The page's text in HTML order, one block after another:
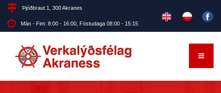
Þjóðbraut 1, 300 Akranes
Mán - Fim: 8:00 - 16:00, Föstudaga 08:00 - 15:15